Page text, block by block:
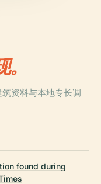
资料与本地专长调
found during